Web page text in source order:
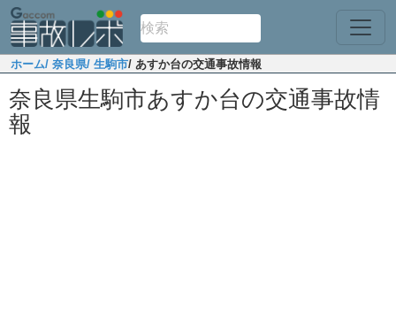
ホーム/ 奈良県/ 生駒市/ あすか台の交通事故情報
奈良県生駒市あすか台の交通事故情
報